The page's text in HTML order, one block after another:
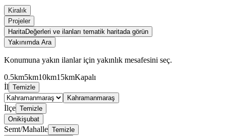
Kiralık
Projeler
HaritaDeğerleri ve ilanları tematik haritada görün
Yakınımda Ara
Konumuna yakın ilanlar için yakınlık mesafesini seç.
0.5km5km10km15kmKapalı
İl Temizle
Kahramanmaraş
İlçe Temizle
Onikişubat
Semt/Mahalle Temizle